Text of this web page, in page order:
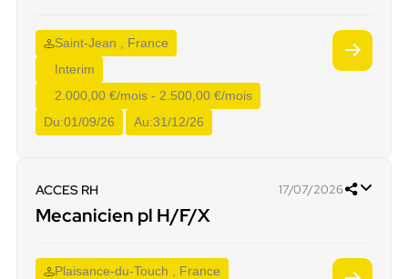
Saint-Jean , France
Interim
2.000,00 €/mois - 2.500,00 €/mois
Du:01/09/26 Au:31/12/26
ACCES RH 17/07/2026
Mecanicien pl H/F/X
Plaisance-du-Touch , France